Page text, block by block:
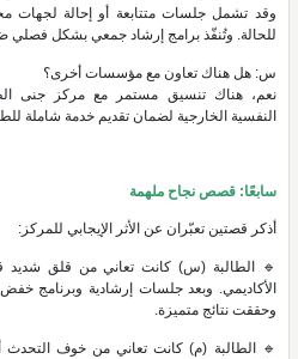
وقد تشمل جلسات متتابعة أو إحالة لجهات
للحالة. وتُنفّذ برامج إرشاد جمعي بشكل
س: هل هناك تعاون مع مؤسسات أخرى؟
نعم، هناك تنسيق مستمر مع مركز جنى
النفسية الخارجية لضمان تقديم خدمة شاملة
سابعًا: قصص نجاح ملهمة
أذكر قصتين تعبّران عن الأثر الإيجابي للمركز:
🔹 الطالبة (س) كانت تعاني من قلق شديد قبل
الأكاديمي. وبعد جلسات إرشادية وبرنامج خفض
وحققت نتائج متميزة.
🔹 الطالبة (م) كانت تعاني من خوف التحدث